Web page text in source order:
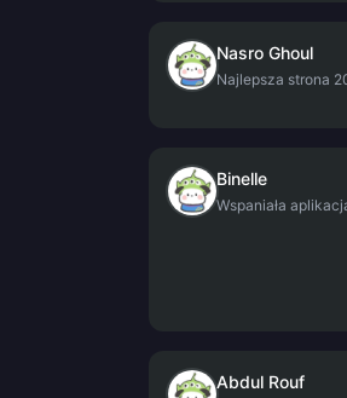
Nasro Ghoul
Najlepsza strona
Binelle
Wspaniała
Abdul Rouf